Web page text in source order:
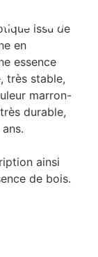
issu de
en
essence
très stable,
marron-
durable,
ainsi
de bois.
en